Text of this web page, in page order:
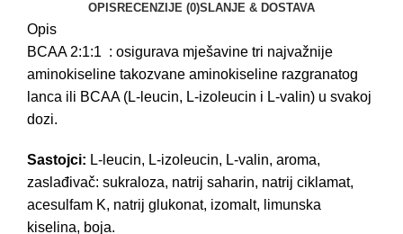
OPIS RECENZIJE (0)SLANJE & DOSTAVA
Opis
BCAA 2:1:1 : osigurava mješavine tri najvažnije
aminokiseline takozvane aminokiseline razgranatog
lanca ili BCAA (L-leucin, L-izoleucin i L-valin) u svakoj
dozi.
Sastojci: L-leucin, L-izoleucin, L-valin, aroma,
zaslađivač: sukraloza, natrij saharin, natrij ciklamat,
acesulfam K, natrij glukonat, izomalt, limunska
kiselina, boja.